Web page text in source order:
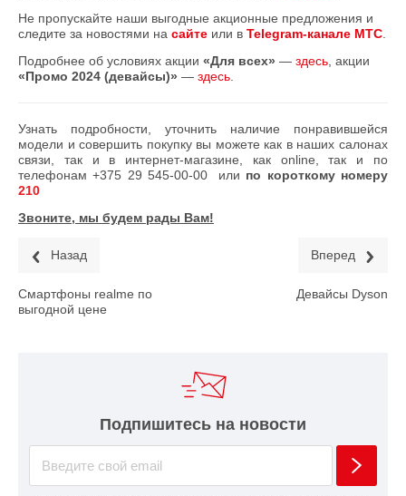
Не пропускайте наши выгодные акционные предложения и
следите за новостями на сайте или в Telegram-канале МТС.
Подробнее об условиях акции «Для всех» — здесь, акции
«Промо 2024 (девайсы)» — здесь.
Узнать подробности, уточнить наличие понравившейся
модели и совершить покупку вы можете как в наших салонах
связи, так и в интернет-магазине, как online, так и по
телефонам+375 29 545-00-00 или по короткому номеру
210
Звоните, мы будем рады Вам!
Назад
Смартфоны realme по
выгодной цене
Вперед
Девайсы Dyson
Подпишитесь на новости